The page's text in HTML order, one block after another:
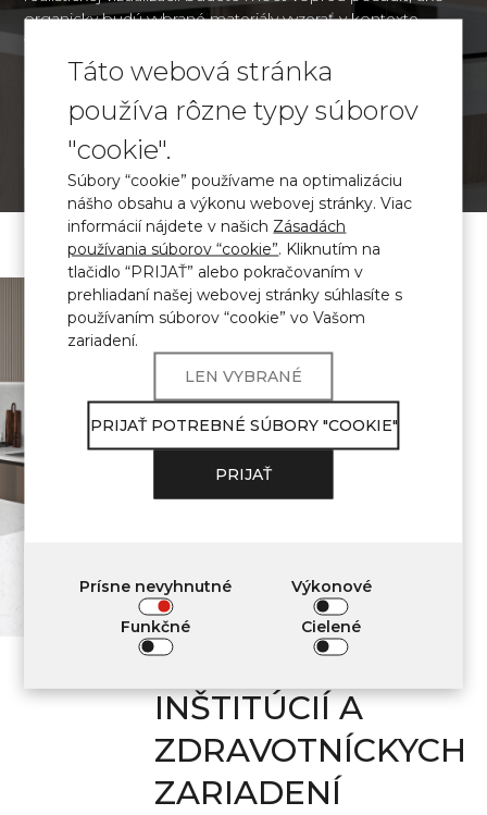
organicky budú vybrané materiály vyzerať v kontexte
vášho interiéru, a urobiť informované rozhodnutie o
dizajne.
VIZUALIZÁCIA
\ Certifikovanýkremenný kameň
Výrobky Avant Quartz
spĺňajú
POŽIADAVKY NA
POUŽITIE V
INTERIÉROVEJ
OBYTNÝCH
PRIESTOROV,
VEREJNÝCH
INŠTITÚCIÍ A
ZDRAVOTNÍCKYCH
ZARIADENÍ
Táto webová stránka
používa rôzne typy súborov
"cookie".
Súbory “cookie” používame na optimalizáciu
nášho obsahu a výkonu webovej stránky. Viac
informácií nájdete v našich Zásadách
používania súborov “cookie”. Kliknutím na
tlačidlo “PRIJAŤ” alebo pokračovaním v
prehliadaní našej webovej stránky súhlasíte s
používaním súborov “cookie” vo Vašom
zariadení.
LEN VYBRANÉ
PRIJAŤ POTREBNÉ SÚBORY "COOKIE"
PRIJAŤ
Prísne nevyhnutné Výkonové
Funkčné Cielené